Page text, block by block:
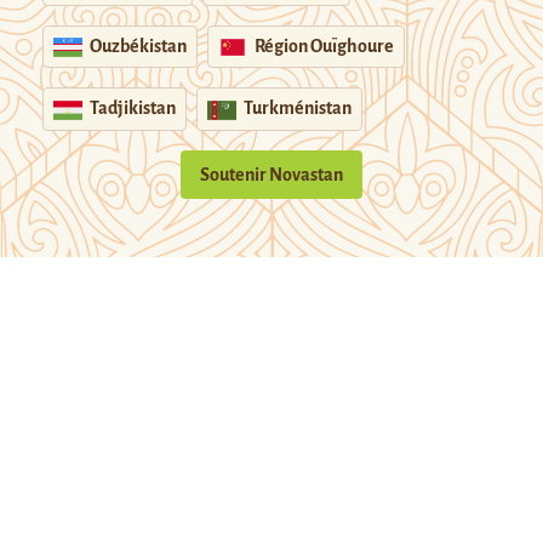
Ouzbékistan Région Ouïghoure
Tadjikistan Turkménistan
Soutenir Novastan